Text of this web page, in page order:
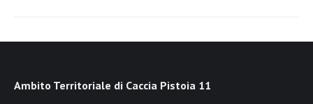
Ambito Territoriale di Caccia Pistoia 11